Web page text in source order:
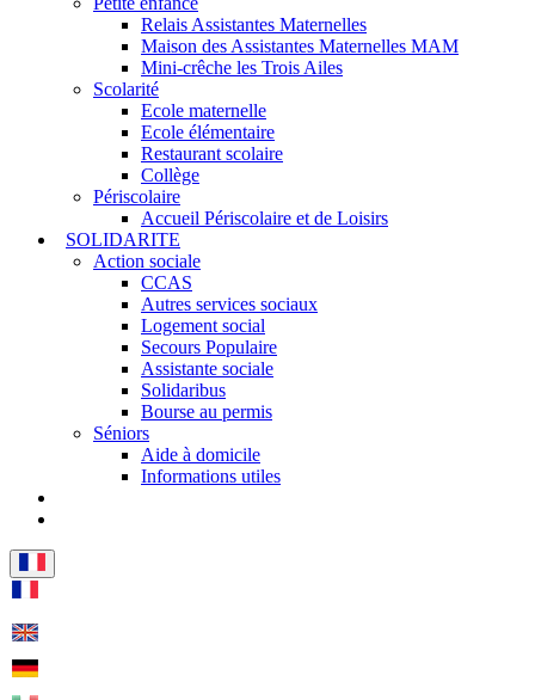
Relais Assistantes Maternelles
Maison des Assistantes Maternelles MAM
Mini-crêche les Trois Ailes
Scolarité
Ecole maternelle
Ecole élémentaire
Restaurant scolaire
Collège
Périscolaire
Accueil Périscolaire et de Loisirs
SOLIDARITE
Action sociale
CCAS
Autres services sociaux
Logement social
Secours Populaire
Assistante sociale
Solidaribus
Bourse au permis
Séniors
Aide à domicile
Informations utiles